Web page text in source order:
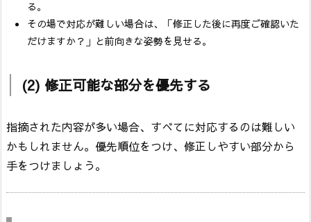
る。
その場で対応が難しい場合は、「修正した後に再度ご確認いた
だけますか？」と前向きな姿勢を見せる。
(2) 修正可能な部分を優先する
指摘された内容が多い場合、すべてに対応するのは難しい
かもしれません。優先順位をつけ、修正しやすい部分から
手をつけましょう。